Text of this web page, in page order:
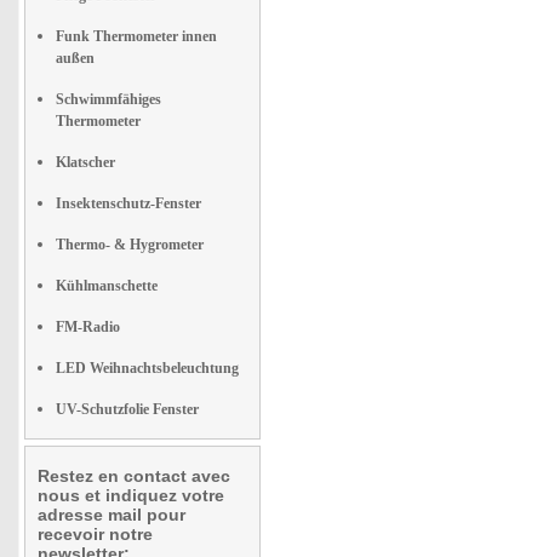
Funk Thermometer innen
außen
Schwimmfähiges
Thermometer
Klatscher
Insektenschutz-Fenster
Thermo- & Hygrometer
Kühlmanschette
FM-Radio
LED Weihnachtsbeleuchtung
UV-Schutzfolie Fenster
Restez en contact avec
nous et indiquez votre
adresse mail pour
recevoir notre